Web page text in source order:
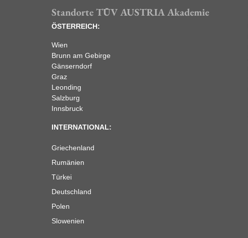
Standorte TÜV AUSTRIA Akademie
ÖSTERREICH:
Wien
Brunn am Gebirge
Gänserndorf
Graz
Leonding
Salzburg
Innsbruck
INTERNATIONAL:
Griechenland
Rumänien
Türkei
Deutschland
Polen
Slowenien